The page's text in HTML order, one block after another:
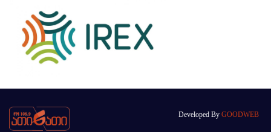
Developed By GOODWEB